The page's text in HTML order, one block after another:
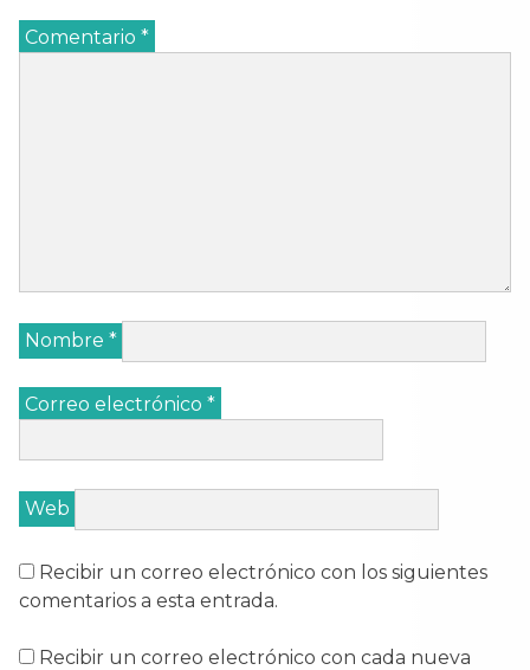
Comentario *
Nombre *
Correo electrónico *
Web
Recibir un correo electrónico con los siguientes
comentarios a esta entrada.
Recibir un correo electrónico con cada nueva